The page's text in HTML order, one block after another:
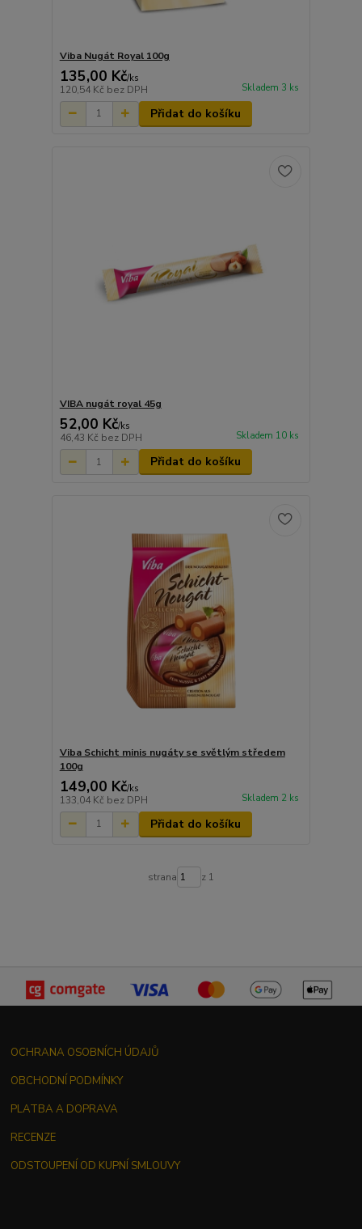
Viba Nugát Royal 100g
135,00 Kč/ks
120,54 Kč bez DPH Skladem 3 ks
Přidat do košíku
VIBA nugát royal 45g
52,00 Kč/ks
46,43 Kč bez DPH Skladem 10 ks
Přidat do košíku
Viba Schicht minis nugáty se světlým středem
100g
149,00 Kč/ks
133,04 Kč bez DPH Skladem 2 ks
Přidat do košíku
strana z 1
OCHRANA OSOBNÍCH ÚDAJŮ
OBCHODNÍ PODMÍNKY
PLATBA A DOPRAVA
RECENZE
ODSTOUPENÍ OD KUPNÍ SMLOUVY